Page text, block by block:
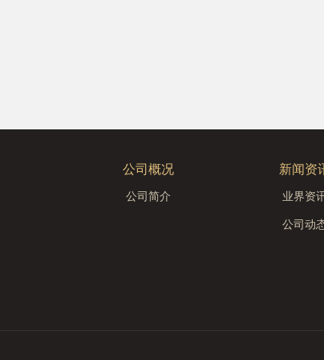
公司概况
公司简介
新闻资
业界资
公司动